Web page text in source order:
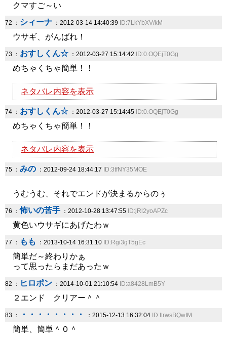
クマすご～い
72 ： シィーナ ：2012-03-14 14:40:39 ID:7LkYbXV/kM
ウサギ、がんばれ！
73 ： おすしくん☆ ：2012-03-27 15:14:42 ID:0.OQEjT0Gg
めちゃくちゃ簡単！！
ネタバレ内容を表示
74 ： おすしくん☆ ：2012-03-27 15:14:45 ID:0.OQEjT0Gg
めちゃくちゃ簡単！！
ネタバレ内容を表示
75 ： みの ：2012-09-24 18:44:17 ID:3tfNY35MOE
うむうむ、それでエンドが決まるからのぅ
76 ：怖いの苦手 ：2012-10-28 13:47:55 ID:jRl2yoAPZc
黄色いウサギにあげたわｗ
77 ： もも ：2013-10-14 16:31:10 ID:Rgi3gT5gEc
簡単だ～終わりかぁ
って思ったらまだあったｗ
82 ： ヒロポン ：2014-10-01 21:10:54 ID:a8428LmB5Y
２エンド クリアー＾＾
83 ： ・・・・・・・・ ：2015-12-13 16:32:04 ID:ItrwsBQwIM
簡単、簡単＾０＾